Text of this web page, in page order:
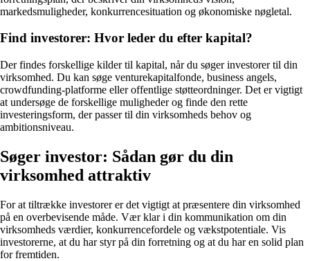
markedsmuligheder, konkurrencesituation og økonomiske nøgletal.
Find investorer: Hvor leder du efter kapital?
Der findes forskellige kilder til kapital, når du søger investorer til din
virksomhed. Du kan søge venturekapitalfonde, business angels,
crowdfunding-platforme eller offentlige støtteordninger. Det er vigtigt
at undersøge de forskellige muligheder og finde den rette
investeringsform, der passer til din virksomheds behov og
ambitionsniveau.
Søger investor: Sådan gør du din
virksomhed attraktiv
For at tiltrække investorer er det vigtigt at præsentere din virksomhed
på en overbevisende måde. Vær klar i din kommunikation om din
virksomheds værdier, konkurrencefordele og vækstpotentiale. Vis
investorerne, at du har styr på din forretning og at du har en solid plan
for fremtiden.